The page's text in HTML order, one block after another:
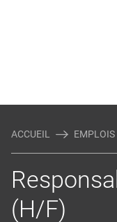
ACCUEIL EMPLOIS
(H/F)